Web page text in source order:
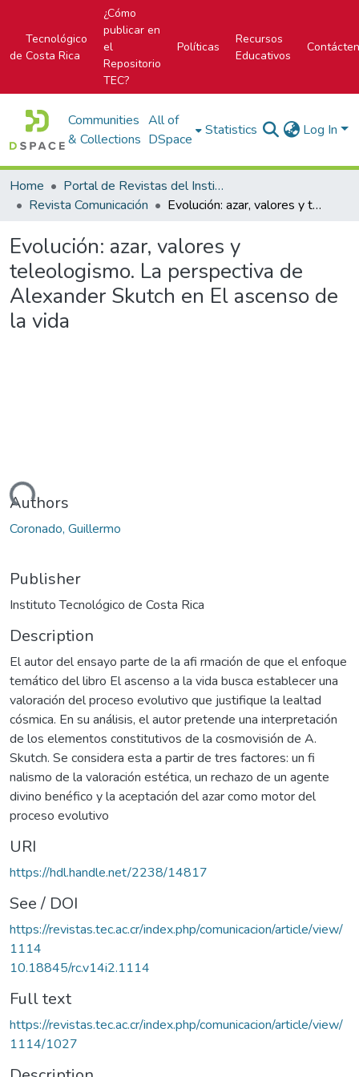
Tecnológico
de Costa Rica
¿Cómo
publicar en
el
Repositorio
TEC?
Políticas
Recursos
Educativos
Communities
& Collections
All of
DSpace
Statistics Log In
Home
Portal de Revistas del Instituto Tecnológico de Costa Rica
Revista Comunicación
Evolución: azar, valores y teleologismo. La perspectiva de Alexander Skutch en El ascenso de la vida
Evolución: azar, valores y
teleologismo. La perspectiva de
Alexander Skutch en El ascenso de
la vida
Authors
Coronado, Guillermo
Publisher
Instituto Tecnológico de Costa Rica
Description
El autor del ensayo parte de la afi rmación de que el enfoque
temático del libro El ascenso a la vida busca establecer una
valoración del proceso evolutivo que justifique la lealtad
cósmica. En su análisis, el autor pretende una interpretación
de los elementos constitutivos de la cosmovisión de A.
Skutch. Se considera esta a partir de tres factores: un fi
nalismo de la valoración estética, un rechazo de un agente
divino benéfico y la aceptación del azar como motor del
proceso evolutivo
URI
https://hdl.handle.net/2238/14817
See / DOI
https://revistas.tec.ac.cr/index.php/comunicacion/article/view/
1114
10.18845/rc.v14i2.1114
Full text
https://revistas.tec.ac.cr/index.php/comunicacion/article/view/
1114/1027